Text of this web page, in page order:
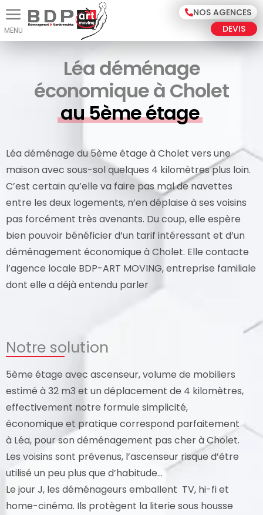
NOS AGENCES
DEVIS
Léa déménage
économique à Cholet
au 5ème étage
Léa déménage du 5ème étage à Cholet vers une
maison avec sous-sol quelques 4 kilomètres plus loin.
C’est certain qu’elle va faire pas mal de navettes
entre les deux logements, n’en déplaise à ses voisins
pas forcément très avenants. Du coup, elle espère
bien pouvoir bénéficier d’un tarif intéressant et d’un
déménagement économique à Cholet. Elle contacte
l’agence locale BDP-ART MOVING, entreprise familiale
dont elle a déjà entendu parler
Notre solution
5ème étage avec ascenseur, volume de mobiliers
estimé à 32 m3 et un déplacement de 4 kilomètres,
effectivement notre formule simplicité,
économique et pratique correspond parfaitement
à Léa, pour son déménagement pas cher à Cholet.
Les voisins sont prévenus, l’ascenseur risque d’être
utilisé un peu plus que d’habitude…
Le jour J, les déménageurs emballent TV, hi-fi et
home-cinéma. Ils protègent la literie sous housse
Panneau de gestion des cookies